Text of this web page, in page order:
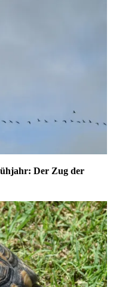
Der Zug der